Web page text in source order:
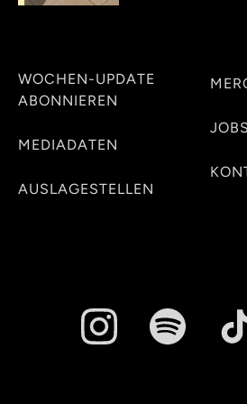
WOCHEN-UPDATE
ABONNIEREN
MEDIADATEN
AUSLAGESTELLEN
JOBS